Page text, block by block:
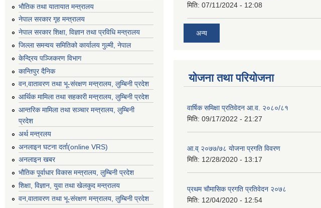
भाैतिक तथा यातायात मन्त्रालय
नेपाल सरकार गृह मन्त्रालय
नेपाल सरकार शिक्षा, विज्ञान तथा प्रविधि मन्त्रालय
जिल्ला समन्वय समितिको कार्यालय गुल्मी, नेपाल
केन्द्रिय पञ्जिकरण विभाग
कान्तिपुर दैनिक
वन,वातावरण तथा भू-संरक्षण मन्त्रालय, लुम्बिनी प्रदेश
आर्थिक मामिला तथा सहकारी मन्त्रालय, लुम्बिनी प्रदेश
आन्तरिक मामिला तथा सञ्चार मन्त्रालय, लुम्बिनी
प्रदेश
अर्थ मन्त्रलय
अनलाइन घटना दर्ता(online VRS)
अनलाइन खबर
भौतिक पूर्वाधार विकास मन्त्रालय, लुम्बिनी प्रदेश
शिक्षा, विज्ञान, युवा तथा खेलकुद मन्‍‍त्रालय
वन,वातावरण तथा भू-संरक्षण मन्त्रालय, लुम्बिनी प्रदेश
मिति: 07/11/2024 - 12:08
अन्य
योजना तथा परियोजना
वार्षिक समिक्षा प्रतिवेदन आ.व. २०८०/८१
मिति: 09/17/2022 - 21:27
आ.व् २०७७/७८ योजना प्रगति विवरण
मिति: 12/28/2020 - 13:17
प्रथम चाैमासिक प्रगति प्रतिवेदन २०७८
मिति: 12/04/2020 - 12:54